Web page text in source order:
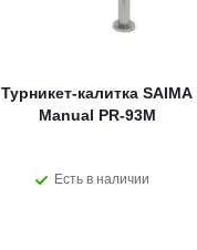
Турникет-калитка SAIMA
Manual PR-93M
Есть в наличии